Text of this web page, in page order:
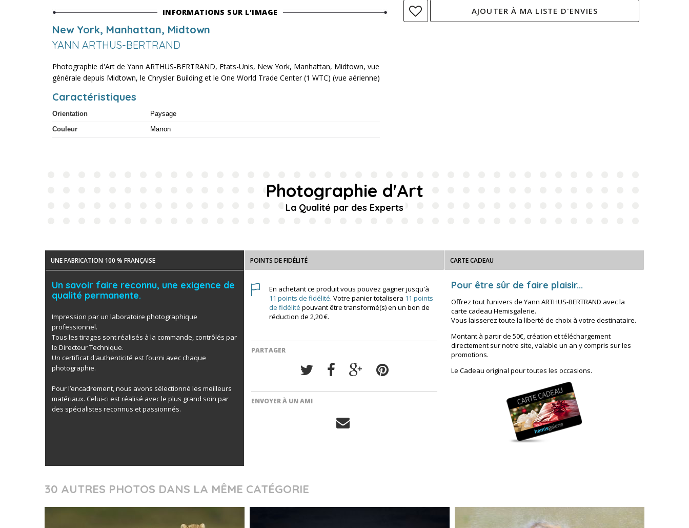
INFORMATIONS SUR L'IMAGE
New York, Manhattan, Midtown
YANN ARTHUS-BERTRAND
Photographie d'Art de Yann ARTHUS-BERTRAND, Etats-Unis, New York, Manhattan, Midtown, vue
générale depuis Midtown, le Chrysler Building et le One World Trade Center (1 WTC) (vue aérienne)
Caractéristiques
Orientation
Paysage
Couleur
Marron
AJOUTER À MA LISTE D'ENVIES
Photographie d'Art
La Qualité par des Experts
UNE FABRICATION 100 % FRANÇAISE
Un savoir faire reconnu, une exigence de
qualité permanente.
Impression par un laboratoire photographique
professionnel.
Tous les tirages sont réalisés à la commande, contrôlés par
le Directeur Technique.
Un certificat d'authenticité est fourni avec chaque
photographie.
Pour l’encadrement, nous avons sélectionné les meilleurs
matériaux. Celui-ci est réalisé avec le plus grand soin par
des spécialistes reconnus et passionnés.
POINTS DE FIDÉLITÉ
En achetant ce produit vous pouvez gagner jusqu'à
11 points de fidélité. Votre panier totalisera 11 points
de fidélité pouvant être transformé(s) en un bon de
réduction de 2,20 €.
PARTAGER
ENVOYER À UN AMI
CARTE CADEAU
Pour être sûr de faire plaisir...
Offrez tout l’univers de Yann ARTHUS-BERTRAND avec la
carte cadeau Hemisgalerie.
Vous laisserez toute la liberté de choix à votre destinataire.
Montant à partir de 50€, création et téléchargement
directement sur notre site, valable un an y compris sur les
promotions.
Le Cadeau original pour toutes les occasions.
30 AUTRES PHOTOS DANS LA MÊME CATÉGORIE